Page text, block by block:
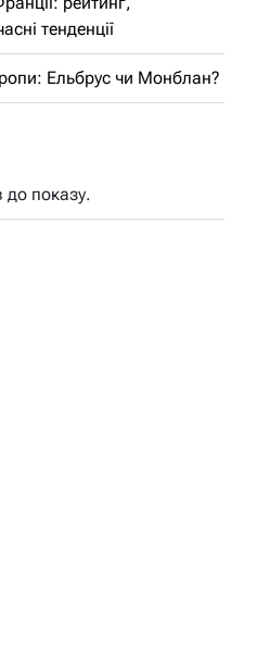
тенденції
Ельбрус чи Монблан?
до показу.